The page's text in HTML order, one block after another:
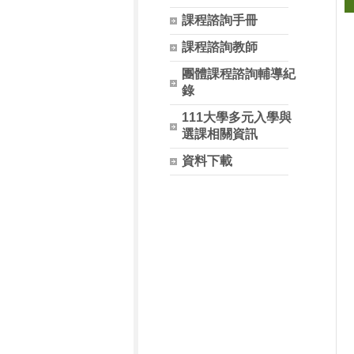
課程諮詢手冊
課程諮詢教師
團體課程諮詢輔導紀
錄
111大學多元入學與
選課相關資訊
資料下載